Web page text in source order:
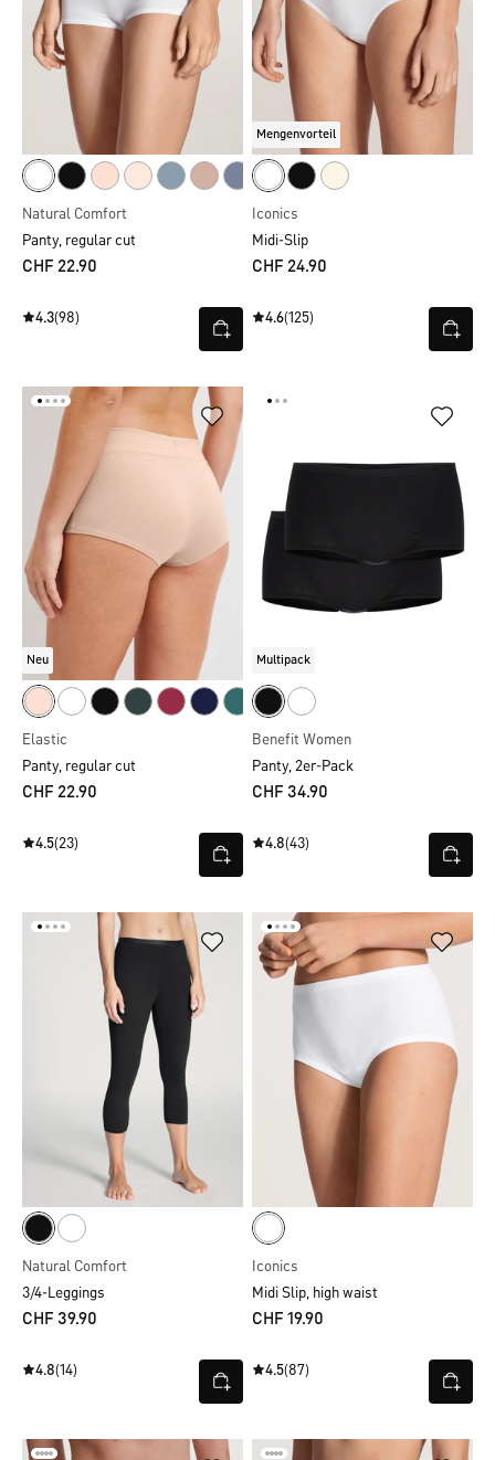
Natural Comfort
Panty, regular cut
CHF 22.90
4.3(98)
Mengenvorteil
Iconics
Midi-Slip
CHF 24.90
4.6(125)
Neu
Elastic
Panty, regular cut
CHF 22.90
4.5(23)
Multipack
Benefit Women
Panty, 2er-Pack
CHF 34.90
4.8(43)
Natural Comfort
3/4-Leggings
CHF 39.90
4.8(14)
Iconics
Midi Slip, high waist
CHF 19.90
4.5(87)